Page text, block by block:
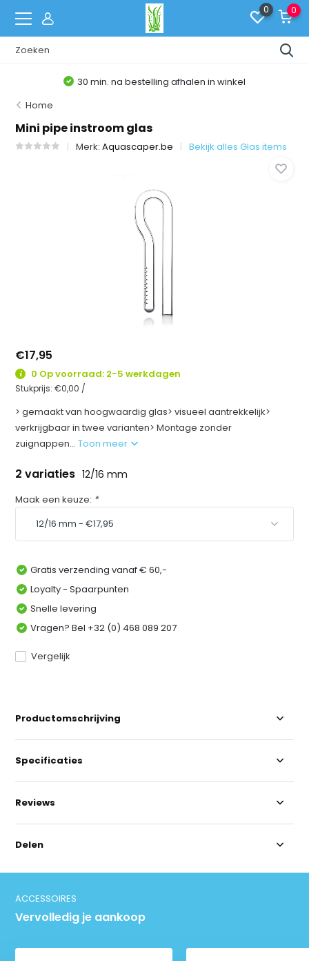
0 0
30 min. na bestelling afhalen in winkel
Home
Mini pipe instroom glas
Merk:Aquascaper.be Bekijk alles Glas items
€17,95
0 Op voorraad: 2-5 werkdagen
Stukprijs:€0,00 /
> gemaakt van hoogwaardig glas> visueel aantrekkelijk>
verkrijgbaar in twee varianten> Montage zonder
zuignappen...Toon meer
2 variaties 12/16 mm
Maak een keuze: *
Gratis verzending vanaf € 60,-
Loyalty - Spaarpunten
Snelle levering
Vragen? Bel +32 (0) 468 089 207
Vergelijk
Productomschrijving
Specificaties
Reviews
Delen
ACCESSOIRES
Vervolledig je aankoop